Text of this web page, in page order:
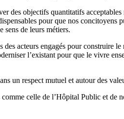
des objectifs quantitatifs
pour que nos concitoyens
sens de leurs métiers.
acteurs engagés pour construire
l’existant pour que le vivre
un respect mutuel et autour des
celle de l’Hôpital Public et de